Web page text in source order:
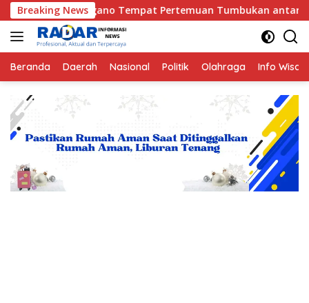
Langsung
ke
konten
Breaking News
Tempat Pertemuan Tumbukan antara Lempeng Indo-
Beranda Daerah Nasional Politik Olahraga Info